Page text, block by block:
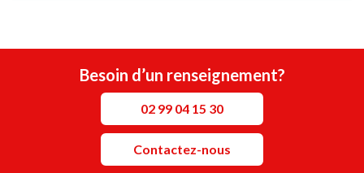
Besoin d’un renseignement?
02 99 04 15 30
Contactez-nous